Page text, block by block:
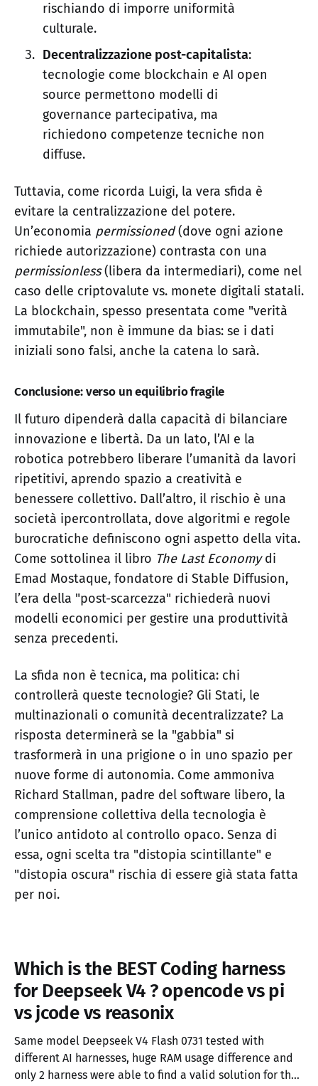
rischiando di imporre uniformità
culturale.
Decentralizzazione post-capitalista:
tecnologie come blockchain e AI open
source permettono modelli di
governance partecipativa, ma
richiedono competenze tecniche non
diffuse.
Tuttavia, come ricorda Luigi, la vera sfida è
evitare la centralizzazione del potere.
Un’economia permissioned(dove ogni azione
richiede autorizzazione) contrasta con una
permissionless(libera da intermediari), come nel
caso delle criptovalute vs. monete digitali statali.
La blockchain, spesso presentata come "verità
immutabile", non è immune da bias: se i dati
iniziali sono falsi, anche la catena lo sarà.
Conclusione: verso un equilibrio fragile
Il futuro dipenderà dalla capacità di bilanciare
innovazione e libertà. Da un lato, l’AI e la
robotica potrebbero liberare l’umanità da lavori
ripetitivi, aprendo spazio a creatività e
benessere collettivo. Dall’altro, il rischio è una
società ipercontrollata, dove algoritmi e regole
burocratiche definiscono ogni aspetto della vita.
Come sottolinea il libro The Last Economydi
Emad Mostaque, fondatore di Stable Diffusion,
l’era della "post-scarcezza" richiederà nuovi
modelli economici per gestire una produttività
senza precedenti.
La sfida non è tecnica, ma politica: chi
controllerà queste tecnologie? Gli Stati, le
multinazionali o comunità decentralizzate? La
risposta determinerà se la "gabbia" si
trasformerà in una prigione o in uno spazio per
nuove forme di autonomia. Come ammoniva
Richard Stallman, padre del software libero, la
comprensione collettiva della tecnologia è
l’unico antidoto al controllo opaco. Senza di
essa, ogni scelta tra "distopia scintillante" e
"distopia oscura" rischia di essere già stata fatta
per noi.
Which is the BEST Coding harness
for Deepseek V4 ? opencode vs pi
vs jcode vs reasonix
Same model Deepseek V4 Flash 0731 tested with
different AI harnesses, huge RAM usage difference and
only 2 harness were able to find a valid solution for the